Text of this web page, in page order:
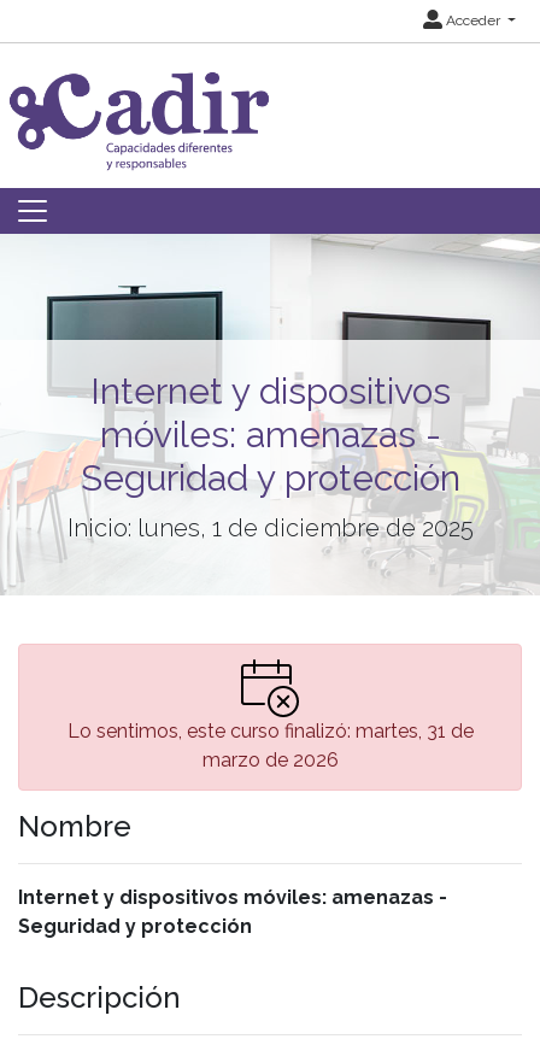
Acceder
Internet y dispositivos
móviles: amenazas -
Seguridad y protección
Inicio: lunes, 1 de diciembre de 2025
Lo sentimos, este curso finalizó: martes, 31 de
marzo de 2026
Nombre
Internet y dispositivos móviles: amenazas -
Seguridad y protección
Descripción